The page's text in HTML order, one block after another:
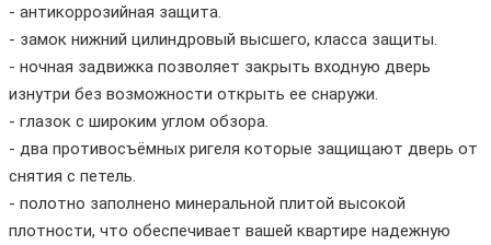
- антикоррозийная защита.
- замок нижний цилиндровый высшего, класса защиты.
- ночная задвижка позволяет закрыть входную дверь
изнутри без возможности открыть ее снаружи.
- глазок с широким углом обзора.
- два противосъёмных ригеля которые защищают дверь от
снятия с петель.
- полотно заполнено минеральной плитой высокой
плотности, что обеспечивает вашей квартире надежную